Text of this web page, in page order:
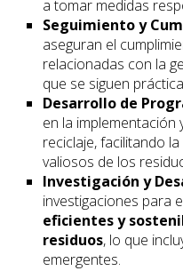
a tomar medidas
Seguimiento y
aseguran el
relacionadas con la
que se siguen
Desarrollo de
en la implementación
reciclaje, facilitando
valiosos de los
Investigación y
investigaciones para
eficientes y
residuos, lo que
emergentes.